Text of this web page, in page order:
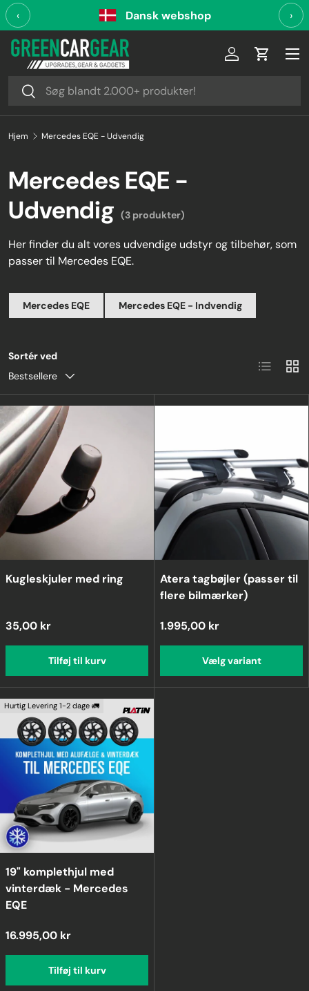
Videre til indhold
‹ Dansk webshop ›
Søg
Søg
Log ind
Hjem Mercedes EQE - Udvendig
Mercedes EQE -
Udvendig (3 produkter)
Her finder du alt vores udvendige udstyr og tilbehør, som
passer til Mercedes EQE.
Mercedes EQE Mercedes EQE - Indvendig
Sortér ved
Bestsellere
Liste Grid
Kugleskjuler med ring
35,00 kr
Tilføj til kurv
Atera tagbøjler (passer til
flere bilmærker)
1.995,00 kr
Vælg variant
Hurtig Levering 1-2 dage 🚛
19" komplethjul med
vinterdæk - Mercedes
EQE
16.995,00 kr
Tilføj til kurv